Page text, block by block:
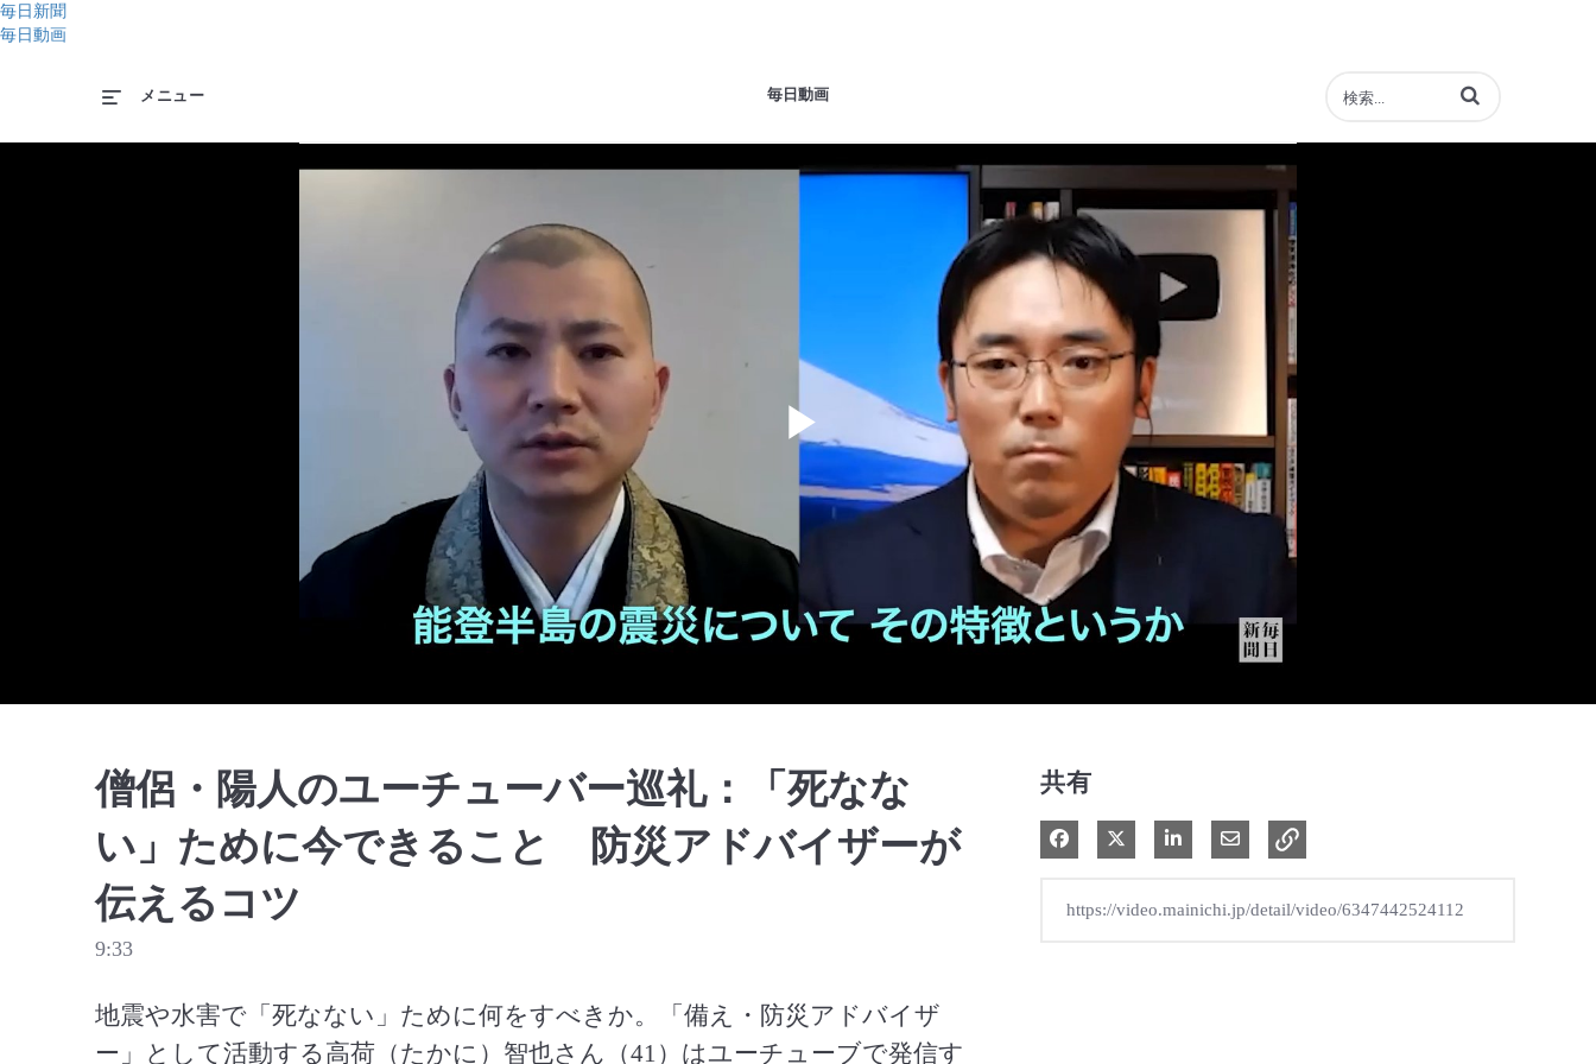
毎日新聞
毎日動画
毎日動画
メニュー 動画の検索語句を入力
Play
Video
僧侶・陽人のユーチューバー巡礼：「死なな
い」ために今できること 防災アドバイザーが
伝えるコツ
9:33
地震や水害で「死なない」ために何をすべきか。「備え・防災アドバイザ
ー」として活動する高荷（たかに）智也さん（41）はユーチューブで発信す
共有
Facebook で共有
Xで共有する
LinkedIn で共有電子メールで共有